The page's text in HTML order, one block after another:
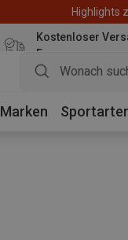
Highlights
Kostenloser
Euro
Marken